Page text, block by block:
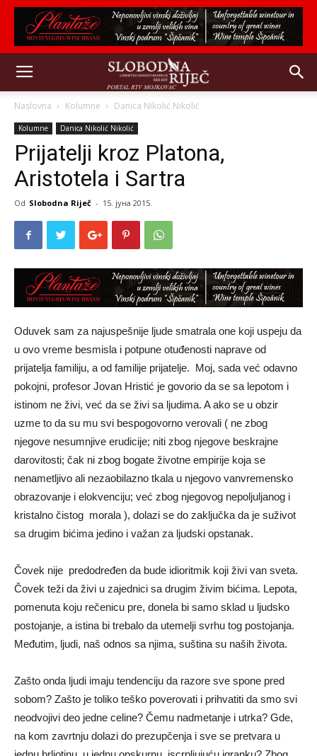
Naslovna Kolumne Danica Nikolić Nikolić
Kolumne Danica Nikolić Nikolić
Prijatelji kroz Platona,
Aristotela i Sartra
Od Slobodna Riječ - 15. јуна 2015.
Oduvek sam za najuspešnije ljude smatrala one koji uspeju da
u ovo vreme besmisla i potpune otuđenosti naprave od
prijatelja familiju, a od familije prijatelje. Moj, sada već odavno
pokojni, profesor Jovan Hristić je govorio da se sa lepotom i
istinom ne živi, već da se živi sa ljudima. A ako se u obzir
uzme to da su mu svi bespogovorno verovali ( ne zbog
njegove nesumnjive erudicije; niti zbog njegove beskrajne
darovitosti; čak ni zbog bogate životne empirije koja se
nenametljivo ali nezaobilazno tkala u njegovo vanvremensko
obrazovanje i elokvenciju; već zbog njegovog nepoljuljanog i
kristalno čistog morala ), dolazi se do zaključka da je suživot
sa drugim bićima jedino i važan za ljudski opstanak.
Čovek nije predodređen da bude idioritmik koji živi van sveta.
Čovek teži da živi u zajednici sa drugim živim bićima. Lepota,
pomenuta koju rečenicu pre, donela bi samo sklad u ljudsko
postojanje, a istina bi trebalo da utemelji svrhu tog postojanja.
Međutim, ljudi, naš odnos sa njima, suština su naših života.
Zašto onda ljudi imaju tendenciju da razore sve spone pred
sobom? Zašto je toliko teško poverovati i prihvatiti da smo svi
neodvojivi deo jedne celine? Čemu nadmetanje i utrka? Gde,
na kom zavrtnju dolazi do prezupčenja i sve se pretvara u